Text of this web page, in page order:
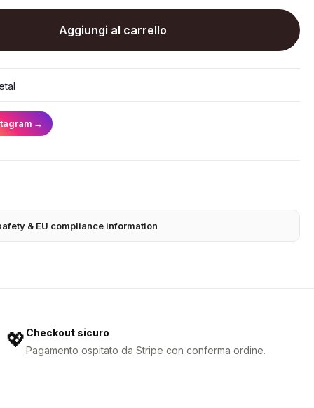
Aggiungi al carrello
→
& EU compliance information
💖Checkout sicuro
Pagamento ospitato da Stripe con conferma ordine.